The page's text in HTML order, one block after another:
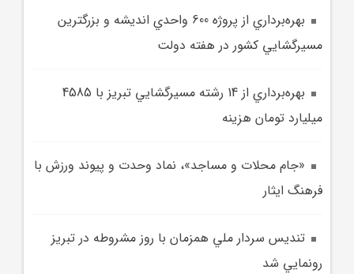
بهره‌برداري از پروژه 600 واحدي انديشه و بزرگترين
مسيرگشايي کشور در هفته دولت
بهره‌برداري از 14 رشته مسيرگشايي تبريز با 4585
ميليارد تومان هزينه
«جام محلات و مساجد»، نماد وحدت و پيوند ورزش با
فرهنگ ايثار
تنديس سردار ملي همزمان با روز مشروطه در تبريز
رونمايي شد